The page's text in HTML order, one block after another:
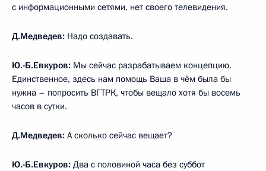
с информационными сетями, нет своего телевидения.
Д.Медведев: Надо создавать.
Ю.-Б.Евкуров: Мы сейчас разрабатываем концепцию.
Единственное, здесь нам помощь Ваша в чём была бы
нужна – попросить ВГТРК, чтобы вещало хотя бы восемь
часов в сутки.
Д.Медведев: А сколько сейчас вещает?
Ю.-Б.Евкуров: Два с половиной часа без суббот